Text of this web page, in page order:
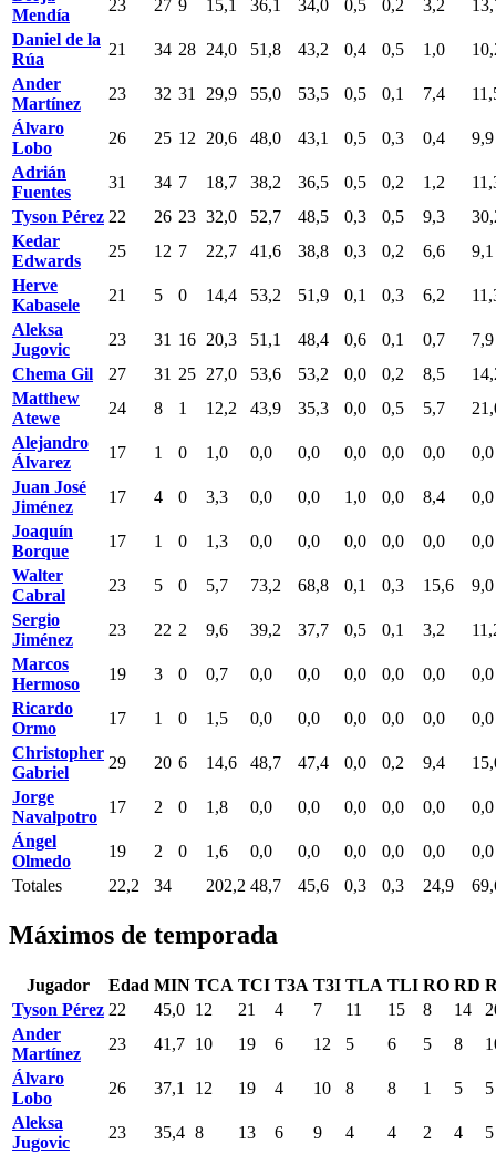
Mendía
23 27 9 15,1 36,1 34,0 0,5 0,2 3,2
Daniel de la
Rúa
21 34 28 24,0 51,8 43,2 0,4 0,5 1,0
Ander
Martínez
23 32 31 29,9 55,0 53,5 0,5 0,1 7,4
Álvaro
Lobo
26 25 12 20,6 48,0 43,1 0,5 0,3 0,4
9,9
Adrián
Fuentes
31 34 7 18,7 38,2 36,5 0,5 0,2 1,2
Tyson Pérez 22 26 23 32,0 52,7 48,5 0,3 0,5 9,3
Kedar
Edwards
25 12 7 22,7 41,6 38,8 0,3 0,2 6,6
9,1
Herve
Kabasele
21 5 0 14,4 53,2 51,9 0,1 0,3 6,2
Aleksa
Jugovic
23 31 16 20,3 51,1 48,4 0,6 0,1 0,7
7,9
Chema Gil
27 31 25 27,0 53,6 53,2 0,0 0,2 8,5
Matthew
Atewe
24 8 1 12,2 43,9 35,3 0,0 0,5 5,7
Alejandro
Álvarez
17 1 0 1,0 0,0 0,0 0,0 0,0 0,0
0,0
Juan José
Jiménez
17 4 0 3,3 0,0 0,0 1,0 0,0 8,4
0,0
Joaquín
Borque
17 1 0 1,3 0,0 0,0 0,0 0,0 0,0
0,0
Walter
Cabral
23 5 0 5,7 73,2 68,8 0,1 0,3 15,6
9,0
Sergio
Jiménez
23 22 2 9,6 39,2 37,7 0,5 0,1 3,2
Marcos
Hermoso
19 3 0 0,7 0,0 0,0 0,0 0,0 0,0
0,0
Ricardo
Ormo
17 1 0 1,5 0,0 0,0 0,0 0,0 0,0
0,0
Christopher
Gabriel
29 20 6 14,6 48,7 47,4 0,0 0,2 9,4
Jorge
Navalpotro
17 2 0 1,8 0,0 0,0 0,0 0,0 0,0
0,0
Ángel
Olmedo
19 2 0 1,6 0,0 0,0 0,0 0,0 0,0
0,0
Totales
22,2 34 202,2 48,7 45,6 0,3 0,3 24,9
Máximos de temporada
Jugador Edad MIN TCA TCI T3A T3I TLA TLI RO RD
Tyson Pérez 22 45,0 12 21 4 7 11 15 8 14
Ander
Martínez
23 41,7 10 19 6 12 5 6 5 8
Álvaro
Lobo
26 37,1 12 19 4 10 8 8 1 5
5
Aleksa
Jugovic
23 35,4 8 13 6 9 4 4 2 4
5